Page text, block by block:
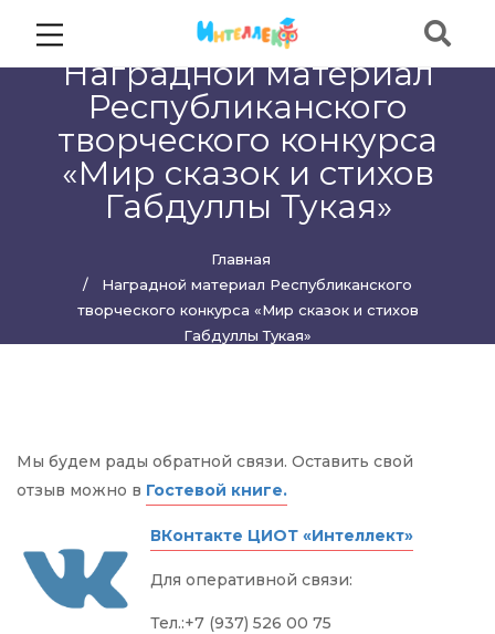
Наградной материал
Республиканского
творческого конкурса
«Мир сказок и стихов
Габдуллы Тукая»
Главная
Наградной материал Республиканского
творческого конкурса «Мир сказок и стихов
Габдуллы Тукая»
Мы будем рады обратной связи. Оставить свой
отзыв можно в Гостевой книге.
ВКонтакте ЦИОТ «Интеллект»
Для оперативной связи:
Тел.:+7 (937) 526 00 75